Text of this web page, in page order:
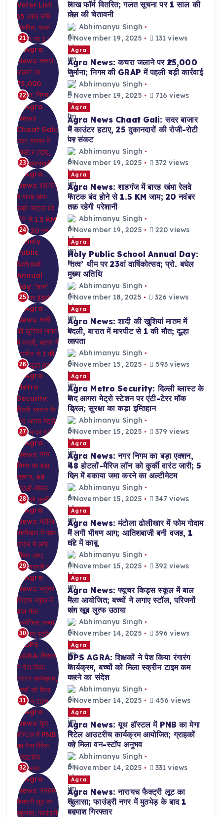
21
लाख फॉर्म वितरित; गलत सूचना पर 1 साल की
जेल की चेतावनी
Abhimanyu Singh
November 19, 2025
131 views
22
Agra
Agra News: कचरा जलाने पर ₹25,000
जुर्माना; निगम की GRAP में पहली बड़ी कार्रवाई
Abhimanyu Singh
November 19, 2025
716 views
23
Agra
Agra News Chaat Gali: सदर बाजार
में काउंटर हटाए, 25 दुकानदारों की रोजी-रोटी
पर संकट
Abhimanyu Singh
November 19, 2025
372 views
24
Agra
Agra News: शाहगंज में बारह खंभा रेलवे
फाटक बंद होने से 1.5 KM जाम; 20 नवंबर
तक रहेगी परेशानी
Abhimanyu Singh
November 19, 2025
220 views
25
Agra
Holy Public School Annual Day:
‘तत्व’ थीम पर 23वां वार्षिकोत्सव; प्रो. बघेल
मुख्य अतिथि
Abhimanyu Singh
November 18, 2025
326 views
26
Agra
Agra News: शादी की खुशियां मातम में
बदली, बारात में मारपीट से 1 की मौत; दूल्हा
लापता
Abhimanyu Singh
November 15, 2025
593 views
27
Agra
Agra Metro Security: दिल्ली ब्लास्ट के
बाद आगरा मेट्रो स्टेशन पर एंटी-टेरर मॉक
ड्रिल; सुरक्षा का कड़ा इम्तिहान
Abhimanyu Singh
November 15, 2025
379 views
28
Agra
Agra News: नगर निगम का बड़ा एक्शन,
48 होटलों-मैरिज लॉन को कुर्की वारंट जारी; 5
दिन में बकाया जमा करने का अल्टीमेटम
Abhimanyu Singh
November 15, 2025
347 views
29
Agra
Agra News: मंटोला ढोलीखार में फोम गोदाम
में लगी भीषण आग; आतिशबाजी बनी वजह, 1
घंटे में काबू
Abhimanyu Singh
November 15, 2025
392 views
30
Agra
Agra News: फ्यूचर किड्स स्कूल में बाल
मेला आयोजित; बच्चों ने लगाए स्टॉल, परिजनों
संग खूब लुत्फ उठाया
Abhimanyu Singh
November 14, 2025
396 views
31
Agra
DPS AGRA: शिक्षकों ने पेश किया रंगारंग
कार्यक्रम, बच्चों को मिला स्क्रीन टाइम कम
करने का संदेश
Abhimanyu Singh
November 14, 2025
456 views
32
Agra
Agra News: यूथ हॉस्टल में PNB का मेगा
रिटेल आउटरीच कार्यक्रम आयोजित; ग्राहकों
को मिला वन-स्टॉप अनुभव
Abhimanyu Singh
November 14, 2025
331 views
Agra
Agra News: नारायच फैक्ट्री लूट का
खुलासा; फाउंड्री नगर में मुठभेड़ के बाद 1
बदमाश गिरफ्तार